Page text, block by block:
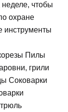
чтобы
охране
инструменты
Пилы
грили
Соковарки